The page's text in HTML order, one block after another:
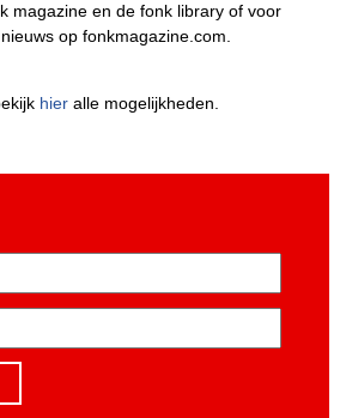
magazine en de fonk library of voor
op fonkmagazine.com.
hier alle mogelijkheden.